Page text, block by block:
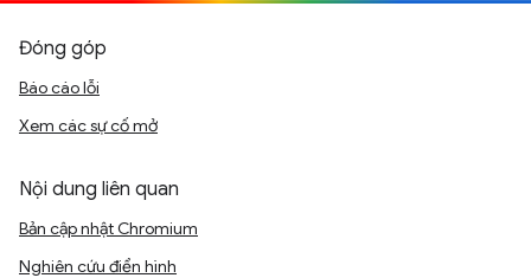
Đóng góp
Báo cáo lỗi
Xem các sự cố mở
Nội dung liên quan
Bản cập nhật Chromium
Nghiên cứu điển hình